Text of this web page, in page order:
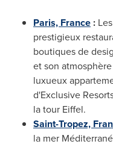
Paris, France:
prestigieux
boutiques de
et son
luxueux
d'Exclusive
la tour Eiffel.
Saint-Tropez,
la mer